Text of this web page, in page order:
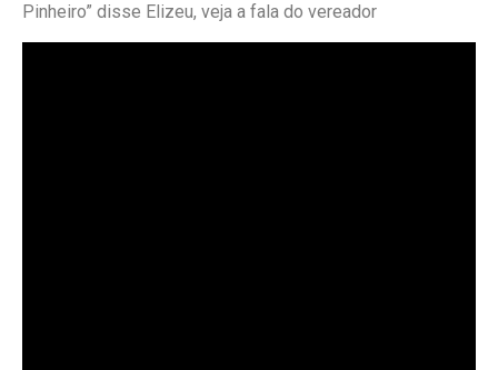
Pinheiro” disse Elizeu, veja a fala do vereador